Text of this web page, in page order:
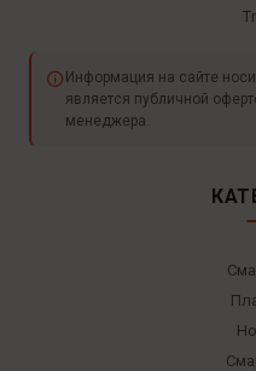
Информация на сайте
является публичной
менеджера.